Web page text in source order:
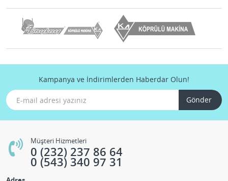
Kampanya ve İndirimlerden Haberdar Olun!
Gönder
Müşteri Hizmetleri
0 (232) 237 86 64
0 (543) 340 97 31